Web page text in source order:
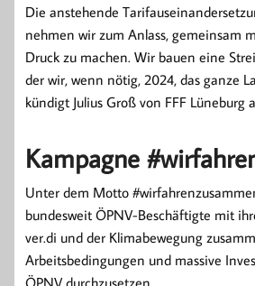
Die anstehende
nehmen wir zum Anlass, gemeinsam
Druck zu machen. Wir bauen eine
der wir, wenn nötig, 2024, das ganze
kündigt Julius Groß von FFF Lüneburg
Kampagne
Unter dem Motto
bundesweit ÖPNV-Beschäftigte mit
ver.di und der Klimabewegung
Arbeitsbedingungen und massive
ÖPNV durchzusetzen.